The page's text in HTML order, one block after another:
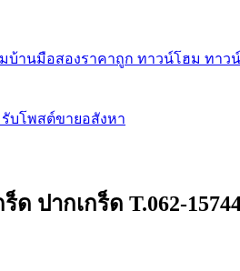
บ้านมือสองราคาถูก ทาวน์โฮม ทา
บโพสต์ขายอสังหา
ปากเกร็ด T.062-